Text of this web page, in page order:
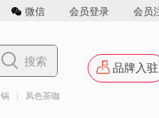
微信 会员登录 会员
搜索
凤色茶咖 | 蔡明纬热干面
品牌入驻